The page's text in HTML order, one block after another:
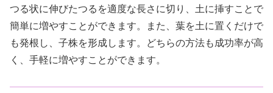
つる状に伸びたつるを適度な長さに切り、土に挿すことで
簡単に増やすことができます。また、葉を土に置くだけで
も発根し、子株を形成します。どちらの方法も成功率が高
く、手軽に増やすことができます。